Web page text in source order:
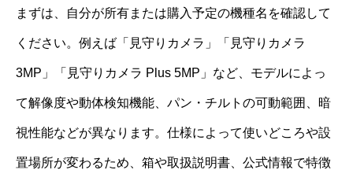
まずは、自分が所有または購入予定の機種名を確認して
ください。例えば「見守りカメラ」「見守りカメラ
3MP」「見守りカメラ Plus 5MP」など、モデルによっ
て解像度や動体検知機能、パン・チルトの可動範囲、暗
視性能などが異なります。仕様によって使いどころや設
置場所が変わるため、箱や取扱説明書、公式情報で特徴